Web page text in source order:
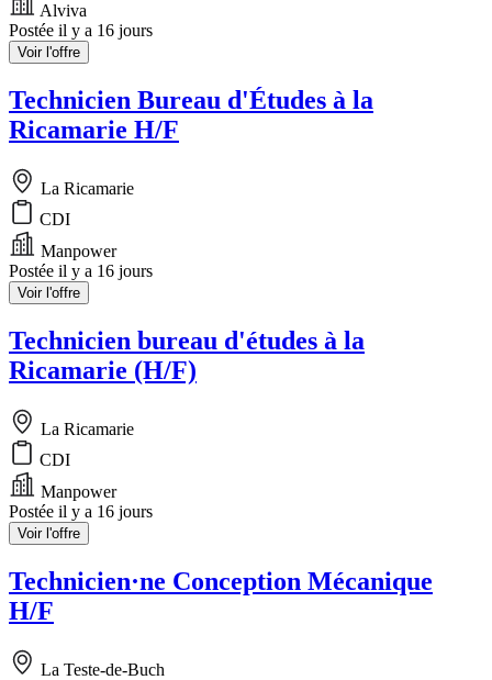
Alviva
Postée il y a 16 jours
Voir l'offre
Technicien Bureau d'Études à la
Ricamarie H/F
La Ricamarie
CDI
Manpower
Postée il y a 16 jours
Voir l'offre
Technicien bureau d'études à la
Ricamarie (H/F)
La Ricamarie
CDI
Manpower
Postée il y a 16 jours
Voir l'offre
Technicien·ne Conception Mécanique
H/F
La Teste-de-Buch